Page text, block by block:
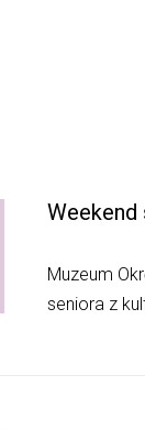
Weekend
Muzeum
seniora z